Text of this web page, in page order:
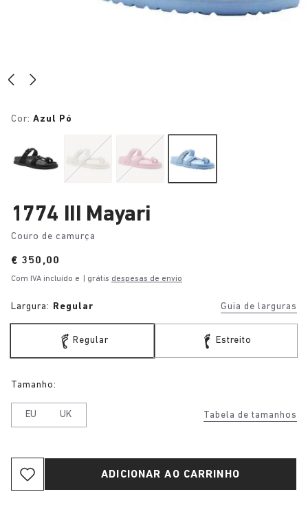
Cor: Azul Pó
1774 III Mayari
Couro de camurça
Price:
€ 350,00
Com IVA incluído e | grátis despesas de envio
Largura: Regular Guia de larguras
Regular Estreito
Tabela de tamanhos
Tamanho:
EU UK
ADICIONAR AO CARRINHO